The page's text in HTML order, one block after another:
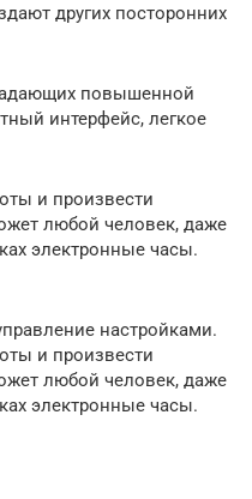
других посторонних
повышенной
интерфейс, легкое
и произвести
любой человек, даже
электронные часы.
настройками.
и произвести
любой человек, даже
электронные часы.